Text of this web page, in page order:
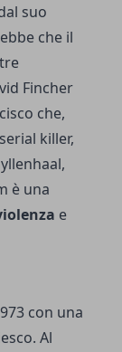
suo
che il
Fincher
che,
killer,
è una
e
con una
Al